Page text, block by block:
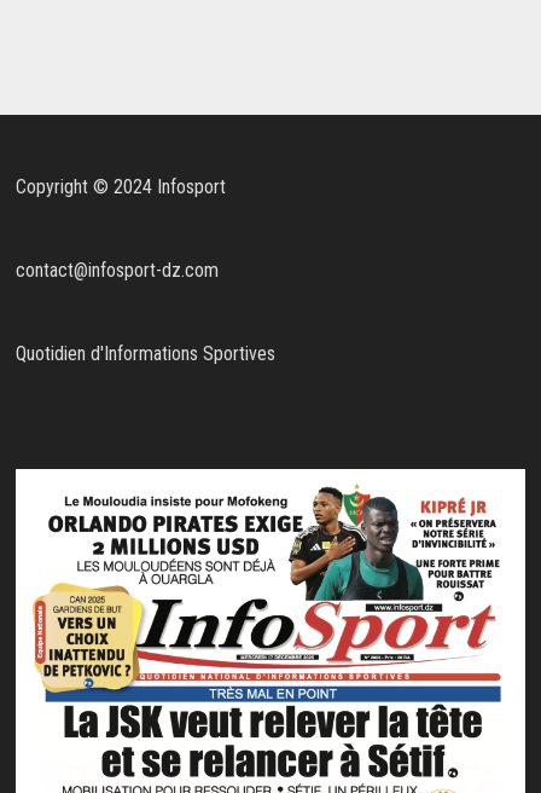
Copyright © 2024 Infosport
contact@infosport-dz.com
Quotidien d'Informations Sportives